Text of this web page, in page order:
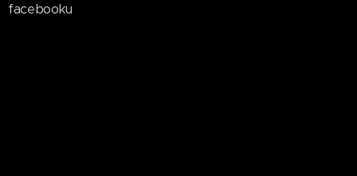
facebooku